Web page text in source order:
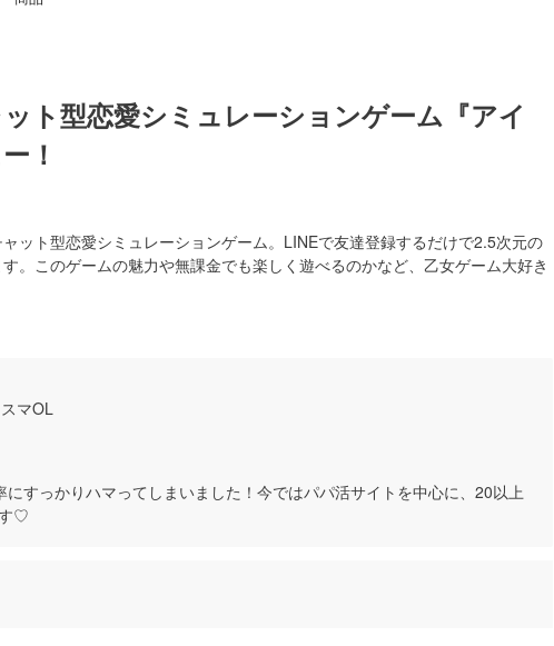
ト型恋愛シミュレーションゲーム『アイ
！
ット型恋愛シミュレーションゲーム。LINEで友達登録するだけで2.5次元の
。このゲームの魅力や無課金でも楽しく遊べるのかなど、乙女ゲーム大好き
マOL
すっかりハマってしまいました！今ではパパ活サイトを中心に、20以上
♡